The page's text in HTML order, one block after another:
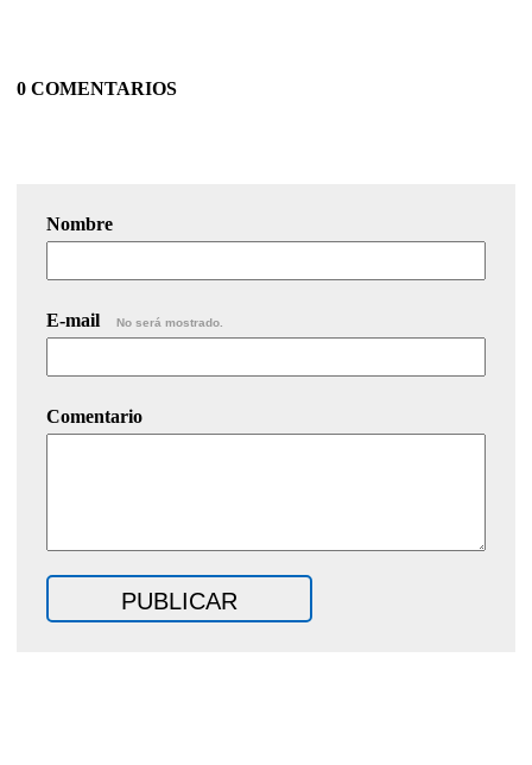
0 COMENTARIOS
Nombre
E-mail No será mostrado.
Comentario